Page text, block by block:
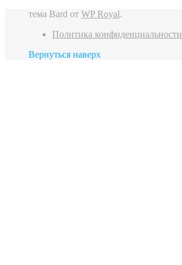
тема Bard от WP Royal.
Политика конфиденциальности
Вернуться наверх